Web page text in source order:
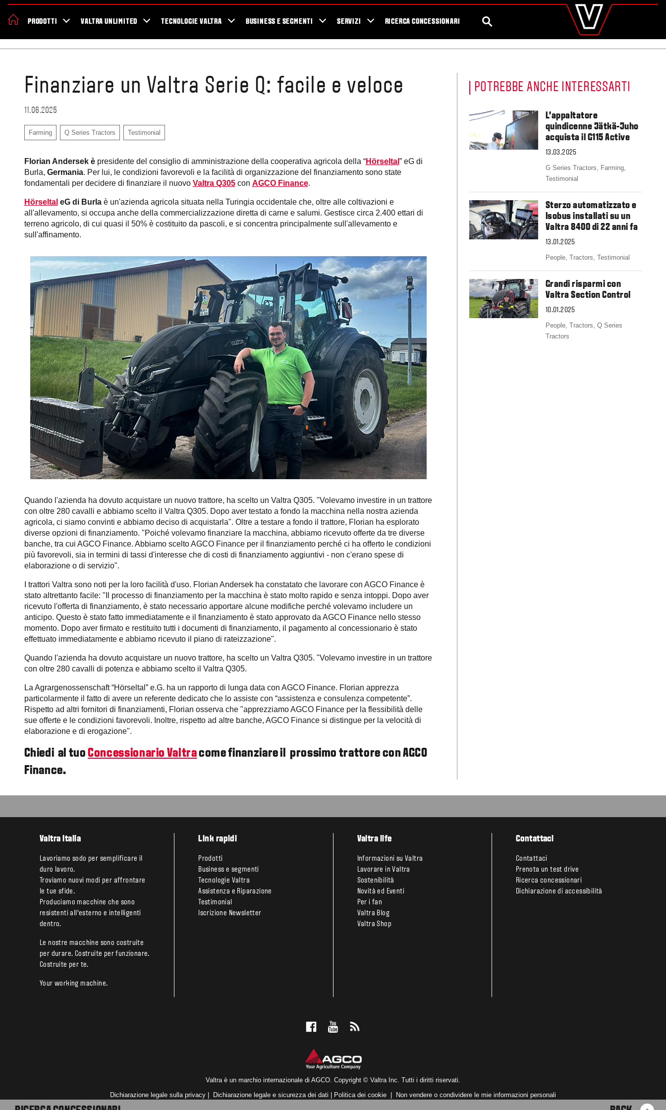
valtra.it
Austria
Denmark
Estonia
France
Germany
Hungary
Latvia
Lithuania
The Netherlands
Poland
Portugal
Slovakia
Spain
Sweden
United Kingdom
Україна
South America
Brazil
Middle East
United Arab Emirates
PRODOTTI VALTRA UNLIMITED TECNOLOGIE VALTRA BUSINESS E SEGMENTI SERVIZI RICERCA CONCESSIONARI CERCA
Finanziare un Valtra Serie Q: facile e veloce
11.06.2025
Farming Q Series Tractors Testimonial
Florian Andersek è presidente del consiglio di amministrazione della cooperativa agricola della “Hörseltal ” eG di
Burla, Germania. Per lui, le condizioni favorevoli e la facilità di organizzazione del finanziamento sono state
fondamentali per decidere di finanziare il nuovo Valtra Q305con AGCO Finance.
Hörseltal eG di Burla è un'azienda agricola situata nella Turingia occidentale che, oltre alle coltivazioni e
all'allevamento, si occupa anche della commercializzazione diretta di carne e salumi. Gestisce circa 2.400 ettari di
terreno agricolo, di cui quasi il 50% è costituito da pascoli, e si concentra principalmente sull'allevamento e
sull'affinamento.
Quando l'azienda ha dovuto acquistare un nuovo trattore, ha scelto un Valtra Q305. "Volevamo investire in un trattore
con oltre 280 cavalli e abbiamo scelto il Valtra Q305. Dopo aver testato a fondo la macchina nella nostra azienda
agricola, ci siamo convinti e abbiamo deciso di acquistarla". Oltre a testare a fondo il trattore, Florian ha esplorato
diverse opzioni di finanziamento. "Poiché volevamo finanziare la macchina, abbiamo ricevuto offerte da tre diverse
banche, tra cui AGCO Finance. Abbiamo scelto AGCO Finance per il finanziamento perché ci ha offerto le condizioni
più favorevoli, sia in termini di tassi d'interesse che di costi di finanziamento aggiuntivi - non c'erano spese di
elaborazione o di servizio".
I trattori Valtra sono noti per la loro facilità d'uso. Florian Andersek ha constatato che lavorare con AGCO Finance è
stato altrettanto facile: "Il processo di finanziamento per la macchina è stato molto rapido e senza intoppi. Dopo aver
ricevuto l'offerta di finanziamento, è stato necessario apportare alcune modifiche perché volevamo includere un
anticipo. Questo è stato fatto immediatamente e il finanziamento è stato approvato da AGCO Finance nello stesso
momento. Dopo aver firmato e restituito tutti i documenti di finanziamento, il pagamento al concessionario è stato
effettuato immediatamente e abbiamo ricevuto il piano di rateizzazione".
Quando l'azienda ha dovuto acquistare un nuovo trattore, ha scelto un Valtra Q305. "Volevamo investire in un trattore
con oltre 280 cavalli di potenza e abbiamo scelto il Valtra Q305.
La Agrargenossenschaft “Hörseltal” e.G. ha un rapporto di lunga data con AGCO Finance. Florian apprezza
particolarmente il fatto di avere un referente dedicato che lo assiste con “assistenza e consulenza competente”.
Rispetto ad altri fornitori di finanziamenti, Florian osserva che "apprezziamo AGCO Finance per la flessibilità delle
sue offerte e le condizioni favorevoli. Inoltre, rispetto ad altre banche, AGCO Finance si distingue per la velocità di
elaborazione e di erogazione".
Chiedi al tuoConcessionario Valtracome finanziare il prossimo trattore con AGCO
Finance.
POTREBBE ANCHE INTERESSARTI
L'appaltatore
quindicenne Jätkä-Juho
acquista il G115 Active
13.03.2025
G Series Tractors, Farming,
Testimonial
Sterzo automatizzato e
Isobus installati su un
Valtra 8400 di 22 anni fa
13.01.2025
People, Tractors, Testimonial
Grandi risparmi con
Valtra Section Control
10.01.2025
People, Tractors, Q Series
Tractors
Valtra Italia
Lavoriamo sodo per semplificare il
duro lavoro.
Troviamo nuovi modi per affrontare
le tue sfide.
Produciamo macchine che sono
resistenti all’esterno e intelligenti
dentro.
Le nostre macchine sono costruite
per durare. Costruite per funzionare.
Costruite per te.
Your working machine.
Link rapidi
Prodotti
Business e segmenti
Tecnologie Valtra
Assistenza e Riparazione
Testimonial
Iscrizione Newsletter
Valtra life
Informazioni su Valtra
Lavorare in Valtra
Sostenibilità
Novità ed Eventi
Per i fan
Valtra Blog
Valtra Shop
Contattaci
Contattaci
Prenota un test drive
Ricerca concessionari
Dichiarazione di accessibilità
Valtra è un marchio internazionale di AGCO. Copyright © Valtra Inc. Tutti i diritti riservati.
Dichiarazione legale sulla privacy
Dichiarazione legale e sicurezza dei dati Politica dei cookie Non vendere o condividere le mie informazioni personali